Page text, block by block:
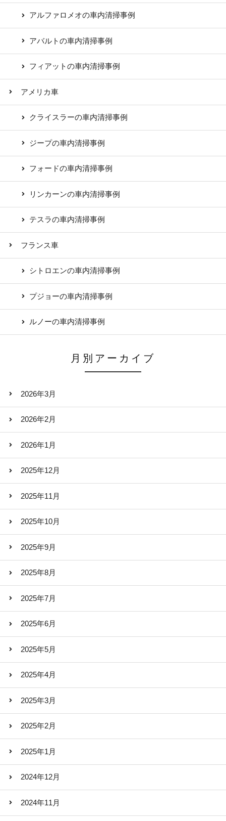
アルファロメオの車内清掃事例
アバルトの車内清掃事例
フィアットの車内清掃事例
アメリカ車
クライスラーの車内清掃事例
ジープの車内清掃事例
フォードの車内清掃事例
リンカーンの車内清掃事例
テスラの車内清掃事例
フランス車
シトロエンの車内清掃事例
プジョーの車内清掃事例
ルノーの車内清掃事例
月別アーカイブ
2026年3月
2026年2月
2026年1月
2025年12月
2025年11月
2025年10月
2025年9月
2025年8月
2025年7月
2025年6月
2025年5月
2025年4月
2025年3月
2025年2月
2025年1月
2024年12月
2024年11月